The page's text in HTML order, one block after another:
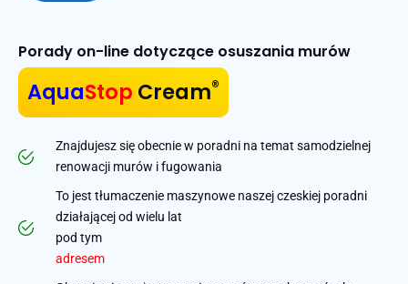
Porady on-line dotyczące osuszania murów
AquaStop Cream®
Znajdujesz się obecnie w poradni na temat samodzielnej
renowacji murów i fugowania
To jest tłumaczenie maszynowe naszej czeskiej poradni
działającej od wielu lat
pod tym
adresem